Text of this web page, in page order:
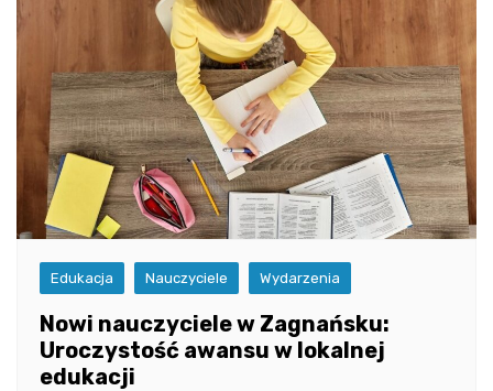
Edukacja Nauczyciele Wydarzenia
Nowi nauczyciele w Zagnańsku:
Uroczystość awansu w lokalnej
edukacji